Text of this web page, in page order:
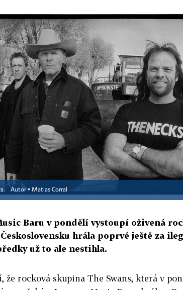
Autor ▪ Matias Corral
Baru v pondělí vystoupí oživená
hrála poprvé ještě za
už to ale nestihla.
že rocková skupina The Swans, která v